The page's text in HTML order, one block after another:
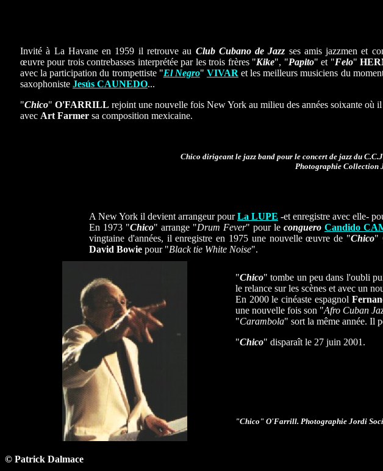
Invité à La Havane en 1959 il retrouve au Club Cubano de Jazz ses amis jazzmen et
œuvre pour trois contrebasses interprétée par les trois frères "Kike", "Papito" et "Felo"
avec la participation du trompettiste "El Negro" VIVAR et les meilleurs musiciens du
saxophoniste Jesús CAUNEDO...
"Chico" O'FARRILL rejoint une nouvelle fois New York au milieu des années soixante où il
avec Art Farmer sa composition mexicaine.
Chico dirigeant le jazz band pour le concert de jazz du
Photographie Collection
A New York il devient arrangeur pourLa LUPE -et enregistre avec elle-
En 1973 "Chico" arrange "Drum Fever" pour le conguero Candido
vingtaine d'années, il enregistre en 1975 une nouvelle œuvre de "Chico"
David Bowie pour "Black tie White Noise".
"Chico" tombe un peu dans l'oubli
le relance sur les scènes et avec un
En 2000 le cinéaste espagnol
une nouvelle fois son "Afro Cuban
"Carambola" sort la même année. Il
"Chico" disparaît le 27 juin 2001.
"Chico" O'Farrill. Photographie Jordi
© Patrick Dalmace